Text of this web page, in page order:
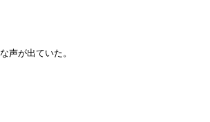
声が出ていた。